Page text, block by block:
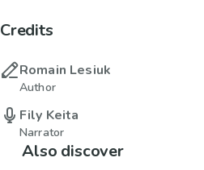
Credits
Romain Lesiuk
Author
Fily Keita
Narrator
Also discover